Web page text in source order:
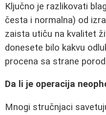
Ključno je razlikovati
česta i normalna) od
zaista utiču na kvalitet
donesete bilo kakvu
procena sa strane
Da li je operacija
Mnogi stručnjaci